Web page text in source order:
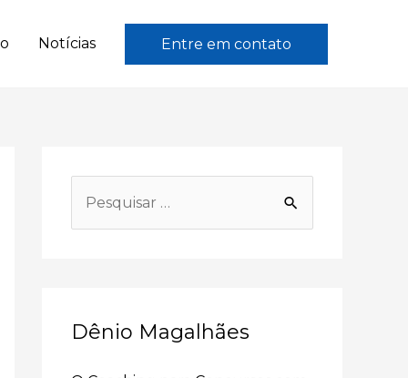
Notícias Entre em contato
Dênio Magalhães